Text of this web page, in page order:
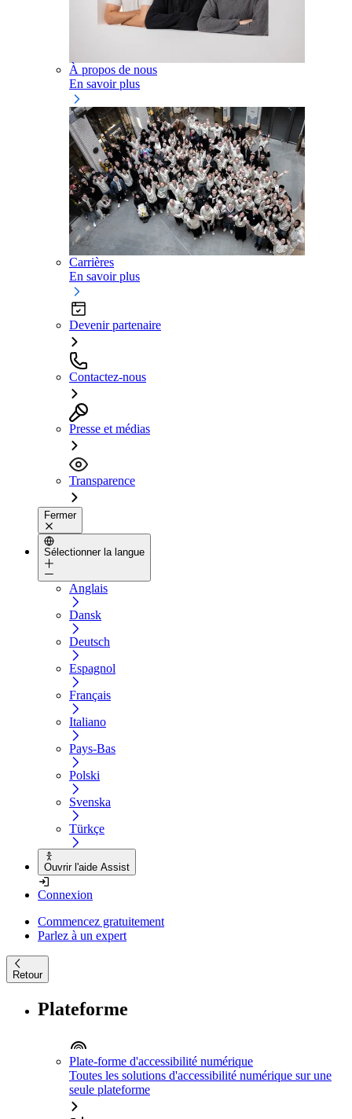
À propos de nous
En savoir plus
Carrières
En savoir plus
Devenir partenaire
Contactez-nous
Presse et médias
Transparence
Fermer
Sélectionner la langue
Anglais
Dansk
Deutsch
Espagnol
Français
Italiano
Pays-Bas
Polski
Svenska
Türkçe
Ouvrir l'aide Assist
Connexion
Commencez gratuitement
Parlez à un expert
Retour
Plateforme
Plate-forme d'accessibilité numérique
Toutes les solutions d'accessibilité numérique sur une
seule plateforme